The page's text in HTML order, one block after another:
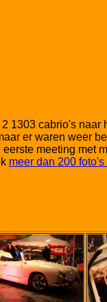
1303 cabrio's
er waren weer
eerste meeting met
meer dan 200